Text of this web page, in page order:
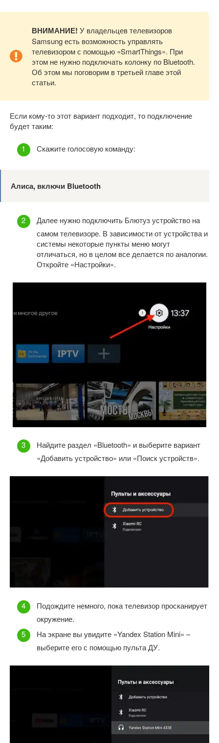
ВНИМАНИЕ! У владельцев телевизоров
Samsung есть возможность управлять
телевизором с помощью «SmartThings». При
этом не нужно подключать колонку по Bluetooth.
Об этом мы поговорим в третьей главе этой
статьи.
Если кому-то этот вариант подходит, то подключение
будет таким:
Скажите голосовую команду:
Алиса, включи Bluetooth
Далее нужно подключить Блютуз устройство на
самом телевизоре. В зависимости от устройства и
системы некоторые пункты меню могут
отличаться, но в целом все делается по аналогии.
Откройте «Настройки».
Найдите раздел «Bluetooth» и выберите вариант
«Добавить устройство» или «Поиск устройств».
Подождите немного, пока телевизор просканирует
окружение.
На экране вы увидите «Yandex Station Mini» –
выберите его с помощью пульта ДУ.